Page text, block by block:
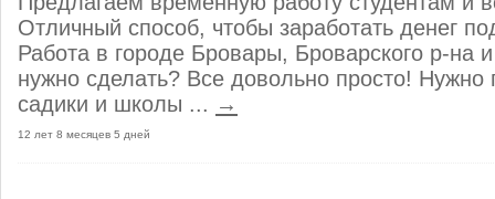
Отличный способ, чтобы заработать денег
Работа в городе Бровары, Броварского р-на
нужно сделать? Все довольно просто! Нужно
садики и школы ... →
12 лет 8 месяцев 5 дней